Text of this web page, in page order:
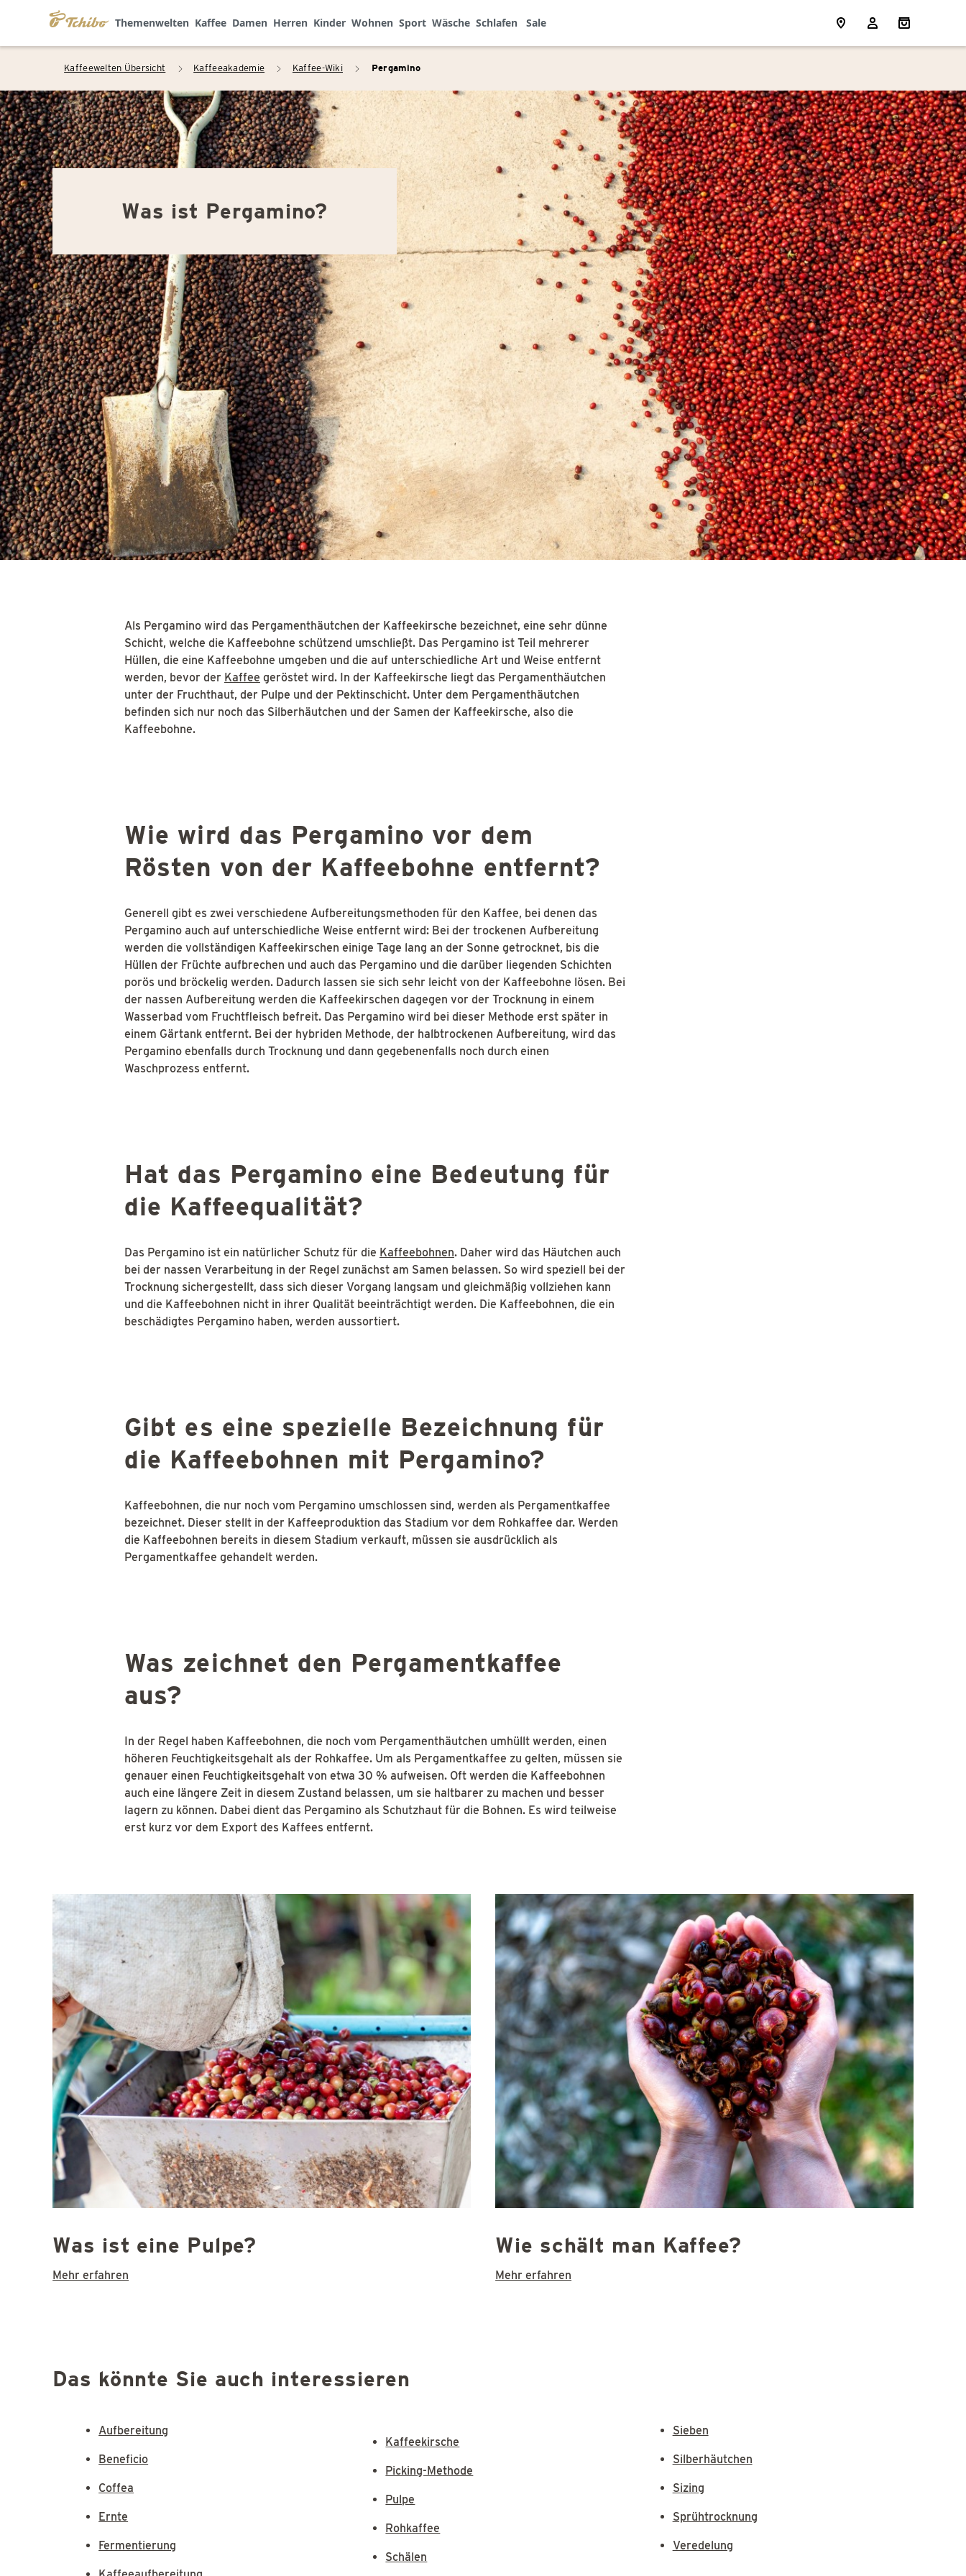
Themenwelten Kaffee Damen Herren Kinder Wohnen Sport Wäsche Schlafen Sale
Kaffeewelten Übersicht arrow_right Kaffeeakademie arrow_right Kaffee-Wiki arrow_right Pergamino
Was ist Pergamino?
Als Pergamino wird das Pergamenthäutchen der Kaffeekirsche bezeichnet, eine sehr dünne
Schicht, welche die Kaffeebohne schützend umschließt. Das Pergamino ist Teil mehrerer
Hüllen, die eine Kaffeebohne umgeben und die auf unterschiedliche Art und Weise entfernt
werden, bevor der Kaffee geröstet wird. In der Kaffeekirsche liegt das Pergamenthäutchen
unter der Fruchthaut, der Pulpe und der Pektinschicht. Unter dem Pergamenthäutchen
befinden sich nur noch das Silberhäutchen und der Samen der Kaffeekirsche, also die
Kaffeebohne.
Wie wird das Pergamino vor dem
Rösten von der Kaffeebohne entfernt?
Generell gibt es zwei verschiedene Aufbereitungsmethoden für den Kaffee, bei denen das
Pergamino auch auf unterschiedliche Weise entfernt wird: Bei der trockenen Aufbereitung
werden die vollständigen Kaffeekirschen einige Tage lang an der Sonne getrocknet, bis die
Hüllen der Früchte aufbrechen und auch das Pergamino und die darüber liegenden Schichten
porös und bröckelig werden. Dadurch lassen sie sich sehr leicht von der Kaffeebohne lösen. Bei
der nassen Aufbereitung werden die Kaffeekirschen dagegen vor der Trocknung in einem
Wasserbad vom Fruchtfleisch befreit. Das Pergamino wird bei dieser Methode erst später in
einem Gärtank entfernt. Bei der hybriden Methode, der halbtrockenen Aufbereitung, wird das
Pergamino ebenfalls durch Trocknung und dann gegebenenfalls noch durch einen
Waschprozess entfernt.
Hat das Pergamino eine Bedeutung für
die Kaffeequalität?
Das Pergamino ist ein natürlicher Schutz für die Kaffeebohnen. Daher wird das Häutchen auch
bei der nassen Verarbeitung in der Regel zunächst am Samen belassen. So wird speziell bei der
Trocknung sichergestellt, dass sich dieser Vorgang langsam und gleichmäßig vollziehen kann
und die Kaffeebohnen nicht in ihrer Qualität beeinträchtigt werden. Die Kaffeebohnen, die ein
beschädigtes Pergamino haben, werden aussortiert.
Gibt es eine spezielle Bezeichnung für
die Kaffeebohnen mit Pergamino?
Kaffeebohnen, die nur noch vom Pergamino umschlossen sind, werden als Pergamentkaffee
bezeichnet. Dieser stellt in der Kaffeeproduktion das Stadium vor dem Rohkaffee dar. Werden
die Kaffeebohnen bereits in diesem Stadium verkauft, müssen sie ausdrücklich als
Pergamentkaffee gehandelt werden.
Was zeichnet den Pergamentkaffee
aus?
In der Regel haben Kaffeebohnen, die noch vom Pergamenthäutchen umhüllt werden, einen
höheren Feuchtigkeitsgehalt als der Rohkaffee. Um als Pergamentkaffee zu gelten, müssen sie
genauer einen Feuchtigkeitsgehalt von etwa 30 % aufweisen. Oft werden die Kaffeebohnen
auch eine längere Zeit in diesem Zustand belassen, um sie haltbarer zu machen und besser
lagern zu können. Dabei dient das Pergamino als Schutzhaut für die Bohnen. Es wird teilweise
erst kurz vor dem Export des Kaffees entfernt.
Was ist eine Pulpe?
Mehr erfahren
Wie schält man Kaffee?
Mehr erfahren
Das könnte Sie auch interessieren
Aufbereitung
Beneficio
Coffea
Ernte
Fermentierung
Kaffeekirsche
Picking-Methode
Pulpe
Rohkaffee
Schälen
Sieben
Silberhäutchen
Sizing
Sprühtrocknung
Veredelung